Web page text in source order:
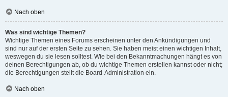
Nach oben
Was sind wichtige Themen?
Wichtige Themen eines Forums erscheinen unter den Ankündigungen und
sind nur auf der ersten Seite zu sehen. Sie haben meist einen wichtigen Inhalt,
weswegen du sie lesen solltest. Wie bei den Bekanntmachungen hängt es von
deinen Berechtigungen ab, ob du wichtige Themen erstellen kannst oder nicht;
die Berechtigungen stellt die Board-Administration ein.
Nach oben